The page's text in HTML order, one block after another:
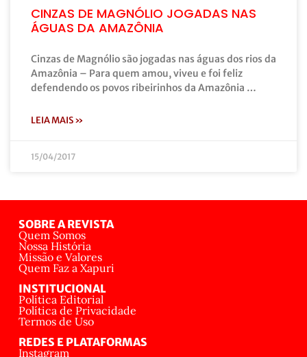
CINZAS DE MAGNÓLIO JOGADAS NAS
ÁGUAS DA AMAZÔNIA
Cinzas de Magnólio são jogadas nas águas dos rios da
Amazônia – Para quem amou, viveu e foi feliz
defendendo os povos ribeirinhos da Amazônia …
LEIA MAIS »
15/04/2017
SOBRE A REVISTA
Quem Somos
Nossa História
Missão e Valores
Quem Faz a Xapuri
INSTITUCIONAL
Política Editorial
Política de Privacidade
Termos de Uso
REDES E PLATAFORMAS
Instagram